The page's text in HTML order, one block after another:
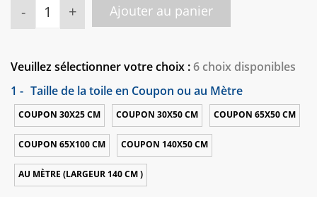
- + Ajouter au panier
Veuillez sélectionner votre choix :6 choix disponibles
1 - Taille de la toile en Coupon ou au Mètre
COUPON 30X25 CM COUPON 30X50 CM COUPON 65X50 CM
COUPON 65X100 CM COUPON 140X50 CM
AU MÈTRE (LARGEUR 140 CM )